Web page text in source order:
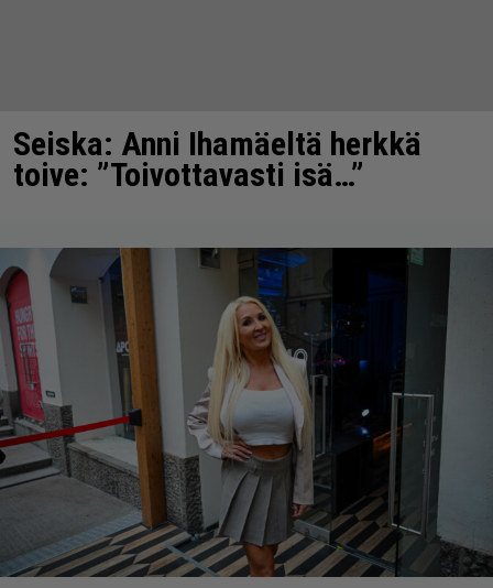
Seiska: Anni Ihamäeltä herkkä
toive: ”Toivottavasti isä…”